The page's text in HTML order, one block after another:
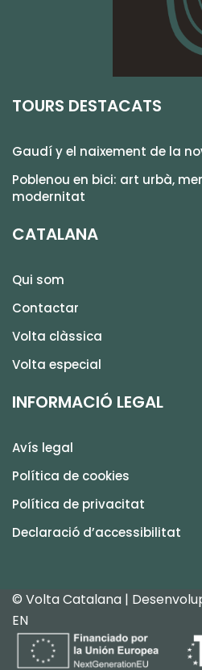
TOURS DESTACATS
Gaudí y el naixement de la
Poblenou en bici: art urbà,
modernitat
CATALANA
Qui som
Contactar
Volta clàssica
Volta especial
INFORMACIÓ LEGAL
Avís legal
Política de cookies
Política de privacitat
Declaració d’accessibilitat
© Volta Catalana |
EN